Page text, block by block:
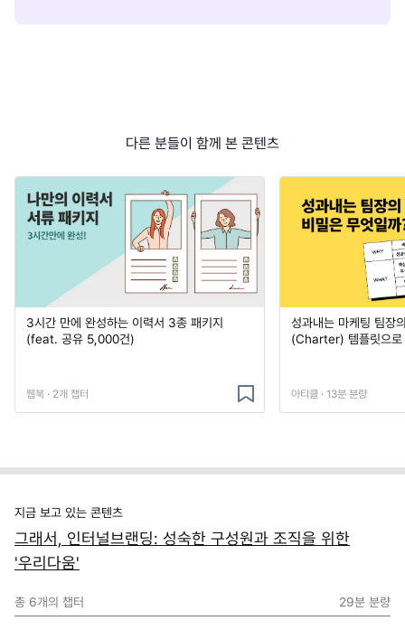
다른 분들이 함께 본 콘텐츠
3시간 만에 완성하는 이력서 3종 패키지
(feat. 공유 5,000건)
웹북 · 2개 챕터
성과내는 마케팅 팀장
(Charter) 템플릿으로
아티클 · 13분 분량
지금 보고 있는 콘텐츠
그래서, 인터널브랜딩: 성숙한 구성원과 조직을 위한
'우리다움'
총 6개의 챕터 29분 분량